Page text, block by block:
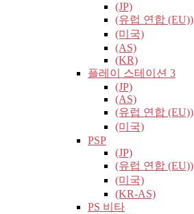
(JP)
(유럽​​ 연합 (EU))
(미국)
(AS)
(KR)
플레이 스테이션 3
(JP)
(AS)
(유럽​​ 연합 (EU))
(미국)
PSP
(JP)
(유럽​​ 연합 (EU))
(미국)
(KR-AS)
PS 비타